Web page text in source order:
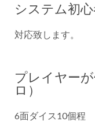
システム初
対応致します。
プレイヤー
ロ）
6面ダイス10個程